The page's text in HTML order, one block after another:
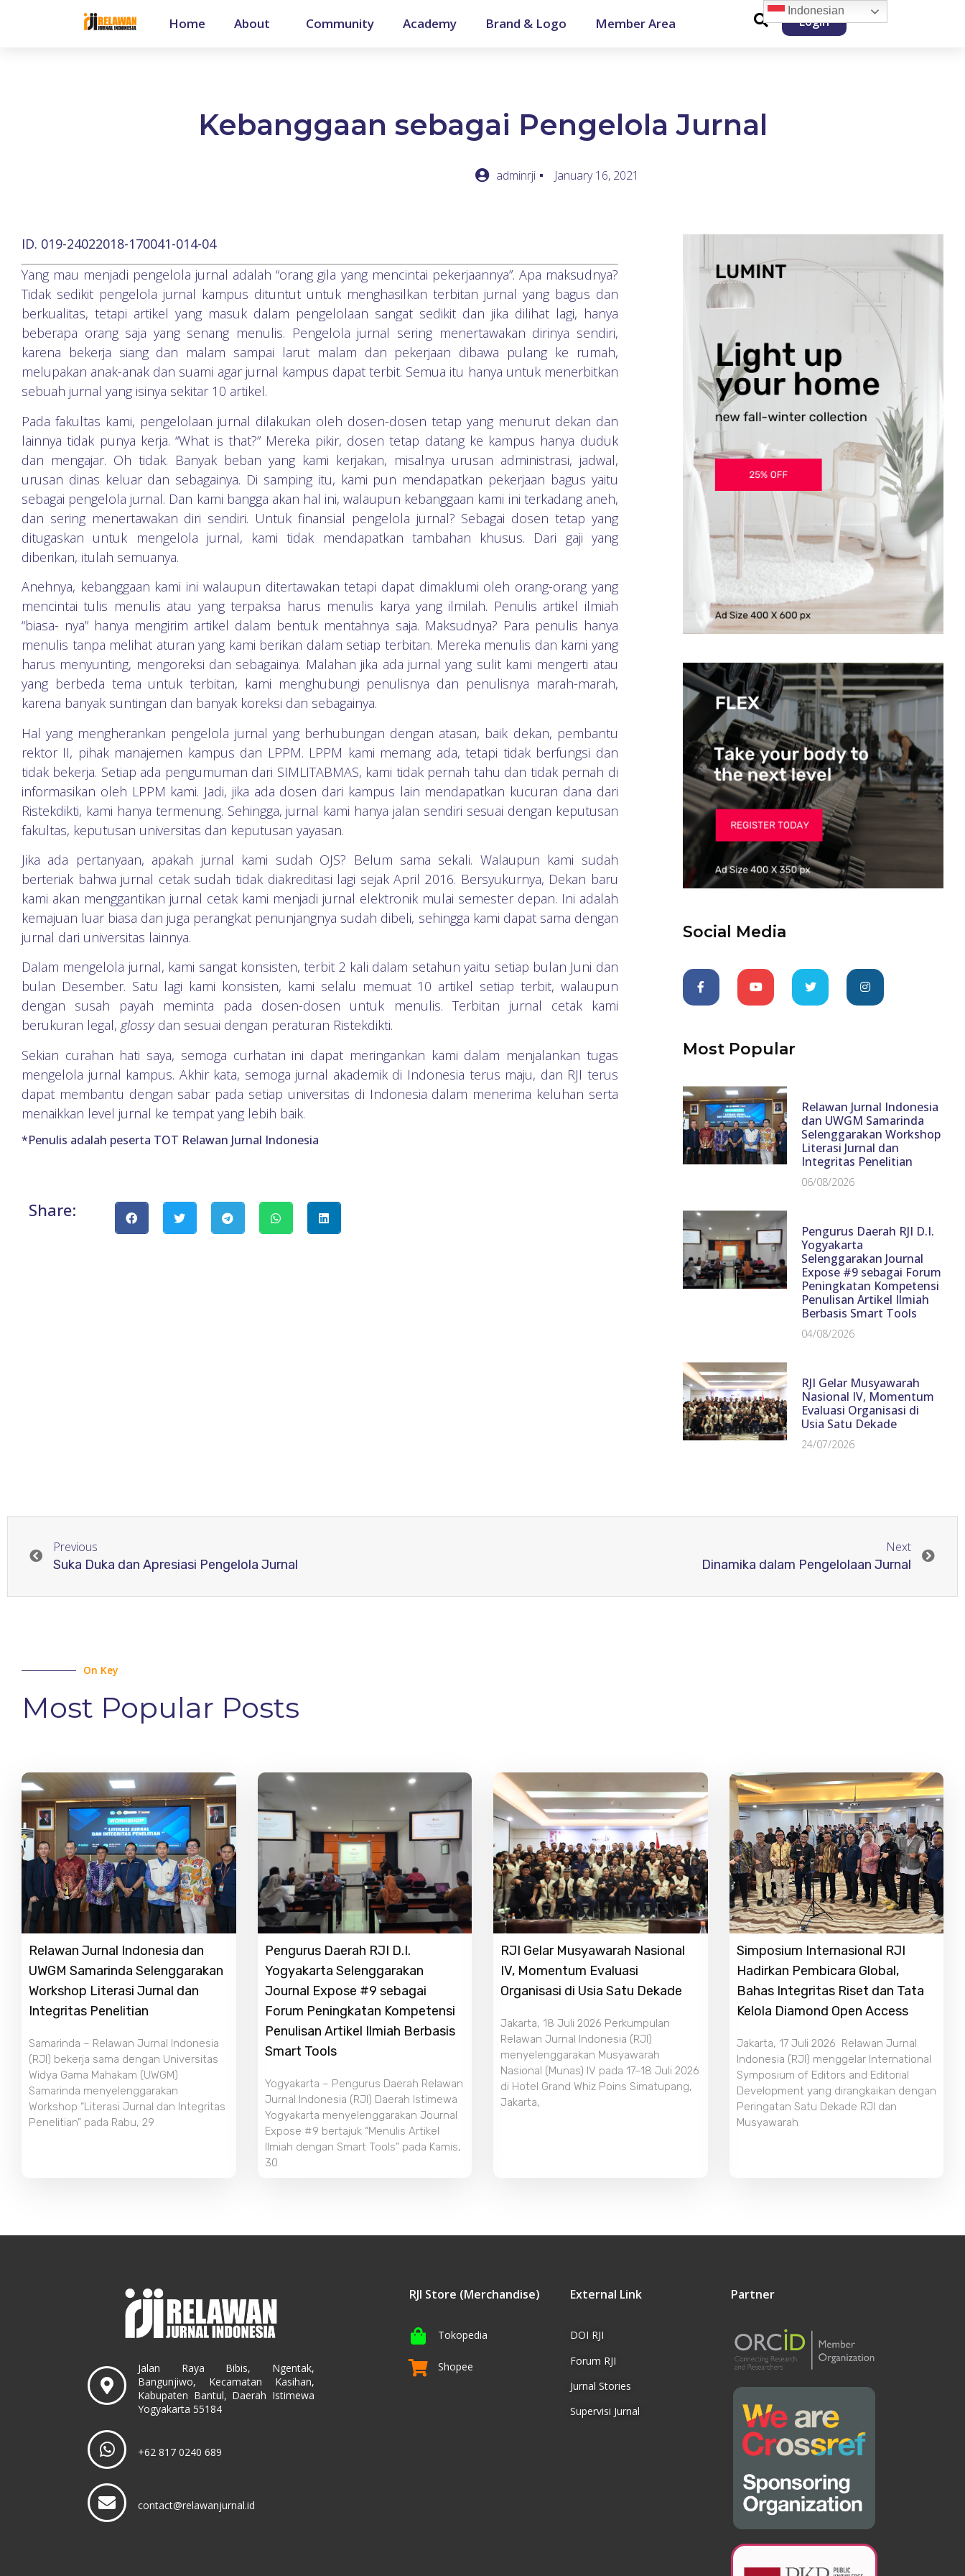
Home About Community Academy Brand & Logo Member Area Login
Kebanggaan sebagai Pengelola Jurnal
adminrji January 16, 2021
ID. 019-24022018-170041-014-04
Yang mau menjadi pengelola jurnal adalah “orang gila yang mencintai pekerjaannya”. Apa maksudnya?
Tidak sedikit pengelola jurnal kampus dituntut untuk menghasilkan terbitan jurnal yang bagus dan
berkualitas, tetapi artikel yang masuk dalam pengelolaan sangat sedikit dan jika dilihat lagi, hanya
beberapa orang saja yang senang menulis. Pengelola jurnal sering menertawakan dirinya sendiri,
karena bekerja siang dan malam sampai larut malam dan pekerjaan dibawa pulang ke rumah,
melupakan anak-anak dan suami agar jurnal kampus dapat terbit. Semua itu hanya untuk menerbitkan
sebuah jurnal yang isinya sekitar 10 artikel.
Pada fakultas kami, pengelolaan jurnal dilakukan oleh dosen-dosen tetap yang menurut dekan dan
lainnya tidak punya kerja. “What is that?” Mereka pikir, dosen tetap datang ke kampus hanya duduk
dan mengajar. Oh tidak. Banyak beban yang kami kerjakan, misalnya urusan administrasi, jadwal,
urusan dinas keluar dan sebagainya. Di samping itu, kami pun mendapatkan pekerjaan bagus yaitu
sebagai pengelola jurnal. Dan kami bangga akan hal ini, walaupun kebanggaan kami ini terkadang aneh,
dan sering menertawakan diri sendiri. Untuk finansial pengelola jurnal? Sebagai dosen tetap yang
ditugaskan untuk mengelola jurnal, kami tidak mendapatkan tambahan khusus. Dari gaji yang
diberikan, itulah semuanya.
Anehnya, kebanggaan kami ini walaupun ditertawakan tetapi dapat dimaklumi oleh orang-orang yang
mencintai tulis menulis atau yang terpaksa harus menulis karya yang ilmilah. Penulis artikel ilmiah
“biasa- nya” hanya mengirim artikel dalam bentuk mentahnya saja. Maksudnya? Para penulis hanya
menulis tanpa melihat aturan yang kami berikan dalam setiap terbitan. Mereka menulis dan kami yang
harus menyunting, mengoreksi dan sebagainya. Malahan jika ada jurnal yang sulit kami mengerti atau
yang berbeda tema untuk terbitan, kami menghubungi penulisnya dan penulisnya marah-marah,
karena banyak suntingan dan banyak koreksi dan sebagainya.
Hal yang mengherankan pengelola jurnal yang berhubungan dengan atasan, baik dekan, pembantu
rektor II, pihak manajemen kampus dan LPPM. LPPM kami memang ada, tetapi tidak berfungsi dan
tidak bekerja. Setiap ada pengumuman dari SIMLITABMAS, kami tidak pernah tahu dan tidak pernah di
informasikan oleh LPPM kami. Jadi, jika ada dosen dari kampus lain mendapatkan kucuran dana dari
Ristekdikti, kami hanya termenung. Sehingga, jurnal kami hanya jalan sendiri sesuai dengan keputusan
fakultas, keputusan universitas dan keputusan yayasan.
Jika ada pertanyaan, apakah jurnal kami sudah OJS? Belum sama sekali. Walaupun kami sudah
berteriak bahwa jurnal cetak sudah tidak diakreditasi lagi sejak April 2016. Bersyukurnya, Dekan baru
kami akan menggantikan jurnal cetak kami menjadi jurnal elektronik mulai semester depan. Ini adalah
kemajuan luar biasa dan juga perangkat penunjangnya sudah dibeli, sehingga kami dapat sama dengan
jurnal dari universitas lainnya.
Dalam mengelola jurnal, kami sangat konsisten, terbit 2 kali dalam setahun yaitu setiap bulan Juni dan
bulan Desember. Satu lagi kami konsisten, kami selalu memuat 10 artikel setiap terbit, walaupun
dengan susah payah meminta pada dosen-dosen untuk menulis. Terbitan jurnal cetak kami
berukuran legal, glossy dan sesuai dengan peraturan Ristekdikti.
Sekian curahan hati saya, semoga curhatan ini dapat meringankan kami dalam menjalankan tugas
mengelola jurnal kampus. Akhir kata, semoga jurnal akademik di Indonesia terus maju, dan RJI terus
dapat membantu dengan sabar pada setiap universitas di Indonesia dalam menerima keluhan serta
menaikkan level jurnal ke tempat yang lebih baik.
*Penulis adalah peserta TOT Relawan Jurnal Indonesia
Share:
Social Media
Most Popular
Relawan Jurnal Indonesia
dan UWGM Samarinda
Selenggarakan Workshop
Literasi Jurnal dan
Integritas Penelitian
06/08/2026
Pengurus Daerah RJI D.I.
Yogyakarta
Selenggarakan Journal
Expose #9 sebagai Forum
Peningkatan Kompetensi
Penulisan Artikel Ilmiah
Berbasis Smart Tools
04/08/2026
RJI Gelar Musyawarah
Nasional IV, Momentum
Evaluasi Organisasi di
Usia Satu Dekade
24/07/2026
Previous
Suka Duka dan Apresiasi Pengelola Jurnal
Next
Dinamika dalam Pengelolaan Jurnal
On Key
Most Popular Posts
Relawan Jurnal Indonesia dan
UWGM Samarinda Selenggarakan
Workshop Literasi Jurnal dan
Integritas Penelitian
Samarinda – Relawan Jurnal Indonesia
(RJI) bekerja sama dengan Universitas
Widya Gama Mahakam (UWGM)
Samarinda menyelenggarakan
Workshop “Literasi Jurnal dan Integritas
Penelitian” pada Rabu, 29
Pengurus Daerah RJI D.I.
Yogyakarta Selenggarakan
Journal Expose #9 sebagai
Forum Peningkatan Kompetensi
Penulisan Artikel Ilmiah Berbasis
Smart Tools
Yogyakarta – Pengurus Daerah Relawan
Jurnal Indonesia (RJI) Daerah Istimewa
Yogyakarta menyelenggarakan Journal
Expose #9 bertajuk “Menulis Artikel
Ilmiah dengan Smart Tools” pada Kamis,
30
RJI Gelar Musyawarah Nasional
IV, Momentum Evaluasi
Organisasi di Usia Satu Dekade
Jakarta, 18 Juli 2026 Perkumpulan
Relawan Jurnal Indonesia (RJI)
menyelenggarakan Musyawarah
Nasional (Munas) IV pada 17–18 Juli 2026
di Hotel Grand Whiz Poins Simatupang,
Jakarta,
Simposium Internasional RJI
Hadirkan Pembicara Global,
Bahas Integritas Riset dan Tata
Kelola Diamond Open Access
Jakarta, 17 Juli 2026 Relawan Jurnal
Indonesia (RJI) menggelar International
Symposium of Editors and Editorial
Development yang dirangkaikan dengan
Peringatan Satu Dekade RJI dan
Musyawarah
Jalan Raya Bibis, Ngentak,
Bangunjiwo, Kecamatan Kasihan,
Kabupaten Bantul, Daerah Istimewa
Yogyakarta 55184
+62 817 0240 689
contact@relawanjurnal.id
RJI Store (Merchandise)
Tokopedia
Shopee
External Link
DOI RJI
Forum RJI
Jurnal Stories
Supervisi Jurnal
Partner
Indonesian